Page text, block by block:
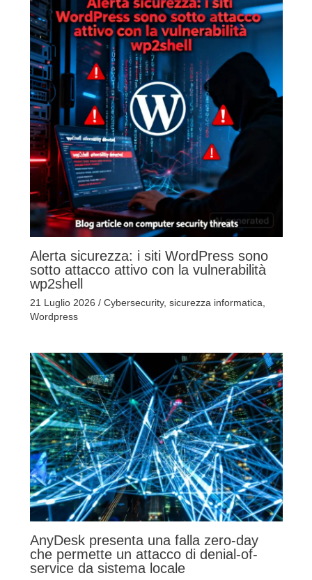
Alerta sicurezza: i siti WordPress sono
sotto attacco attivo con la vulnerabilità
wp2shell
21 Luglio 2026 / Cybersecurity, sicurezza informatica
Wordpress
AnyDesk presenta una falla zero-day
che permette un attacco di denial-of-
service da sistema locale